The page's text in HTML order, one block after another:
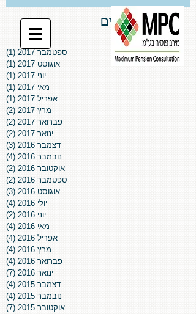
ארכיון פרסומים
ספטמבר 2017 (1)
אוגוסט 2017
(1)
יוני 2017
(1)
מאי 2017
(1)
אפריל 2017
(1)
מרץ 2017
(2)
פברואר 2017
(2)
ינואר 2017
(2)
דצמבר 2016
(3)
נובמבר 2016
(4)
אוקטובר 2016
(2)
ספטמבר 2016
(2)
אוגוסט 2016
(3)
יולי 2016
(4)
יוני 2016
(2)
מאי 2016
(4)
אפריל 2016
(4)
מרץ 2016
(4)
פברואר 2016
(4)
ינואר 2016
(7)
דצמבר 2015
(4)
נובמבר 2015
(4)
אוקטובר 2015
(7)